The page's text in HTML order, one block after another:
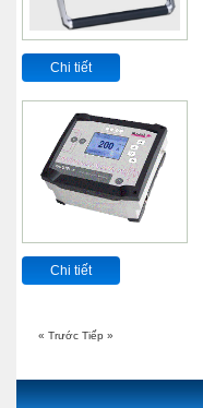
Chi tiết
Chi tiết
« Trước Tiếp »